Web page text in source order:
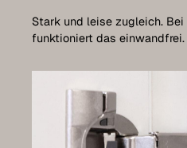
Stark und leise zugleich. Bei
funktioniert das einwandfrei.